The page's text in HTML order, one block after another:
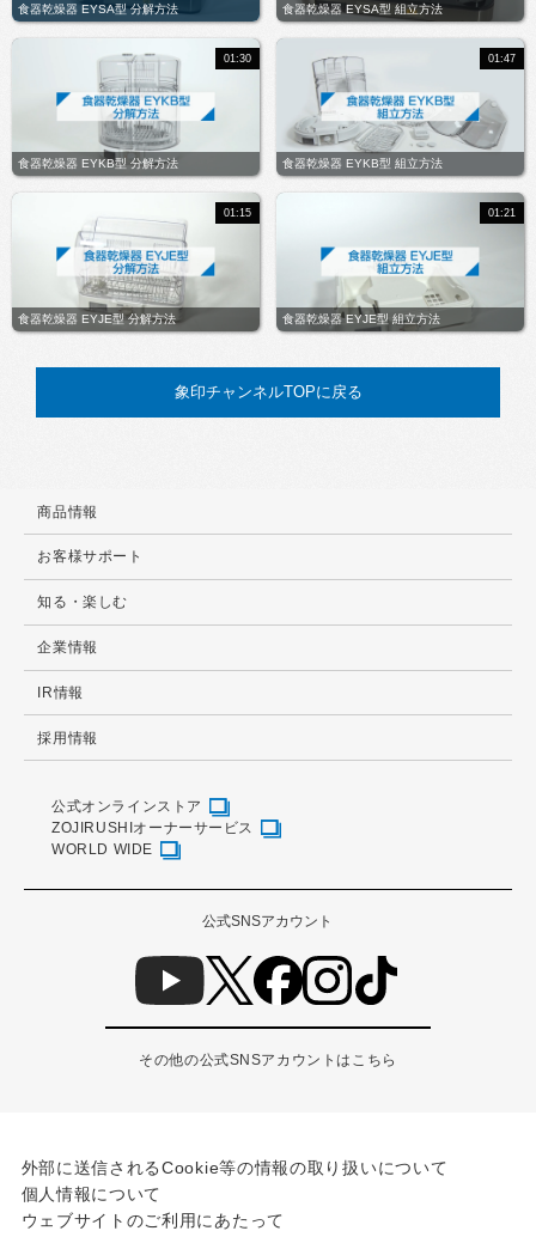
食器乾燥器 EYSA型 分解方法 食器乾燥器 EYSA型 組立方法
食器乾燥器 EYKB型 分解方法
01:30
食器乾燥器 EYKB型 組立方法
01:47
食器乾燥器 EYJE型 分解方法
01:15
食器乾燥器 EYJE型 組立方法
01:21
象印チャンネルTOPに戻る
商品情報
お客様サポート
知る・楽しむ
企業情報
IR情報
採用情報
公式オンラインストア
ZOJIRUSHIオーナーサービス
WORLD WIDE
公式SNSアカウント
その他の公式SNSアカウントはこちら
外部に送信されるCookie等の情報の取り扱いについて
個人情報について
ウェブサイトのご利用にあたって